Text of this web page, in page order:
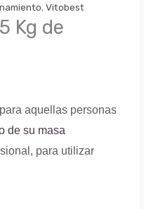
,Vitobest
Kg de
aquellas personas
de su masa
para utilizar